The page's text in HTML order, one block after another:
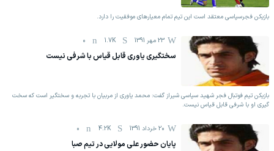
بازیکن فجرسپاسی معتقد است این تیم تمام معیار‌های موفقیت را دارد.
23 مهر 1391 1.7K
0
سختگیری یاوری قابل قیاس با شرفی نیست
بازیکن تیم فوتبال فجر شهید سپاسی شیراز گفت: محمد یاوری از مربیان با تجربه و سختگیر است که سخت
گیری او با شرفی قابل قیاس نیست.
20 خرداد 1391 4.2K
0
پایان حضور علی مولایی در تیم صبا